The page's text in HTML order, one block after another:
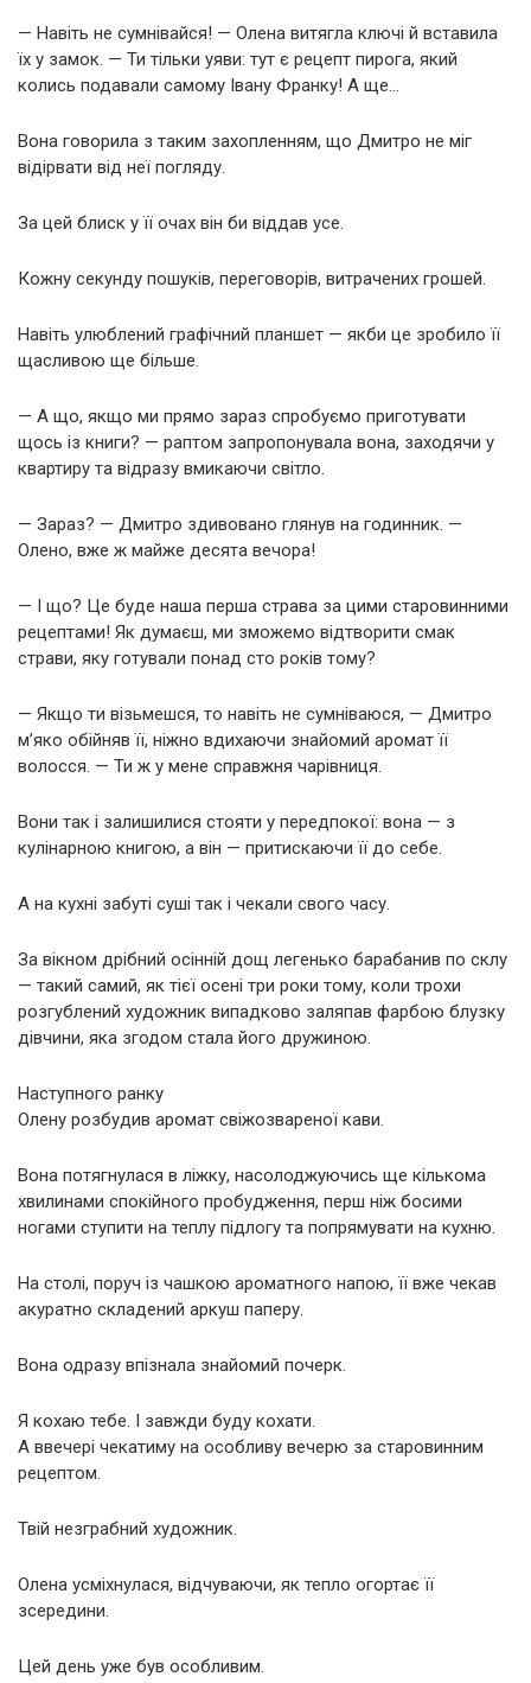
— Навіть не сумнівайся! — Олена витягла ключі й вставила
їх у замок. — Ти тільки уяви: тут є рецепт пирога, який
колись подавали самому Івану Франку! А ще…
Вона говорила з таким захопленням, що Дмитро не міг
відірвати від неї погляду.
За цей блиск у її очах він би віддав усе.
Кожну секунду пошуків, переговорів, витрачених грошей.
Навіть улюблений графічний планшет — якби це зробило її
щасливою ще більше.
— А що, якщо ми прямо зараз спробуємо приготувати
щось із книги? — раптом запропонувала вона, заходячи у
квартиру та відразу вмикаючи світло.
— Зараз? — Дмитро здивовано глянув на годинник. —
Олено, вже ж майже десята вечора!
— І що? Це буде наша перша страва за цими старовинними
рецептами! Як думаєш, ми зможемо відтворити смак
страви, яку готували понад сто років тому?
— Якщо ти візьмешся, то навіть не сумніваюся, — Дмитро
м’яко обійняв її, ніжно вдихаючи знайомий аромат її
волосся. — Ти ж у мене справжня чарівниця.
Вони так і залишилися стояти у передпокої: вона — з
кулінарною книгою, а він — притискаючи її до себе.
А на кухні забуті суші так і чекали свого часу.
За вікном дрібний осінній дощ легенько барабанив по склу
— такий самий, як тієї осені три роки тому, коли трохи
розгублений художник випадково заляпав фарбою блузку
дівчини, яка згодом стала його дружиною.
Наступного ранку
Олену розбудив аромат свіжозвареної кави.
Вона потягнулася в ліжку, насолоджуючись ще кількома
хвилинами спокійного пробудження, перш ніж босими
ногами ступити на теплу підлогу та попрямувати на кухню.
На столі, поруч із чашкою ароматного напою, її вже чекав
акуратно складений аркуш паперу.
Вона одразу впізнала знайомий почерк.
Я кохаю тебе. І завжди буду кохати.
А ввечері чекатиму на особливу вечерю за старовинним
рецептом.
Твій незграбний художник.
Олена усміхнулася, відчуваючи, як тепло огортає її
зсередини.
Цей день уже був особливим.